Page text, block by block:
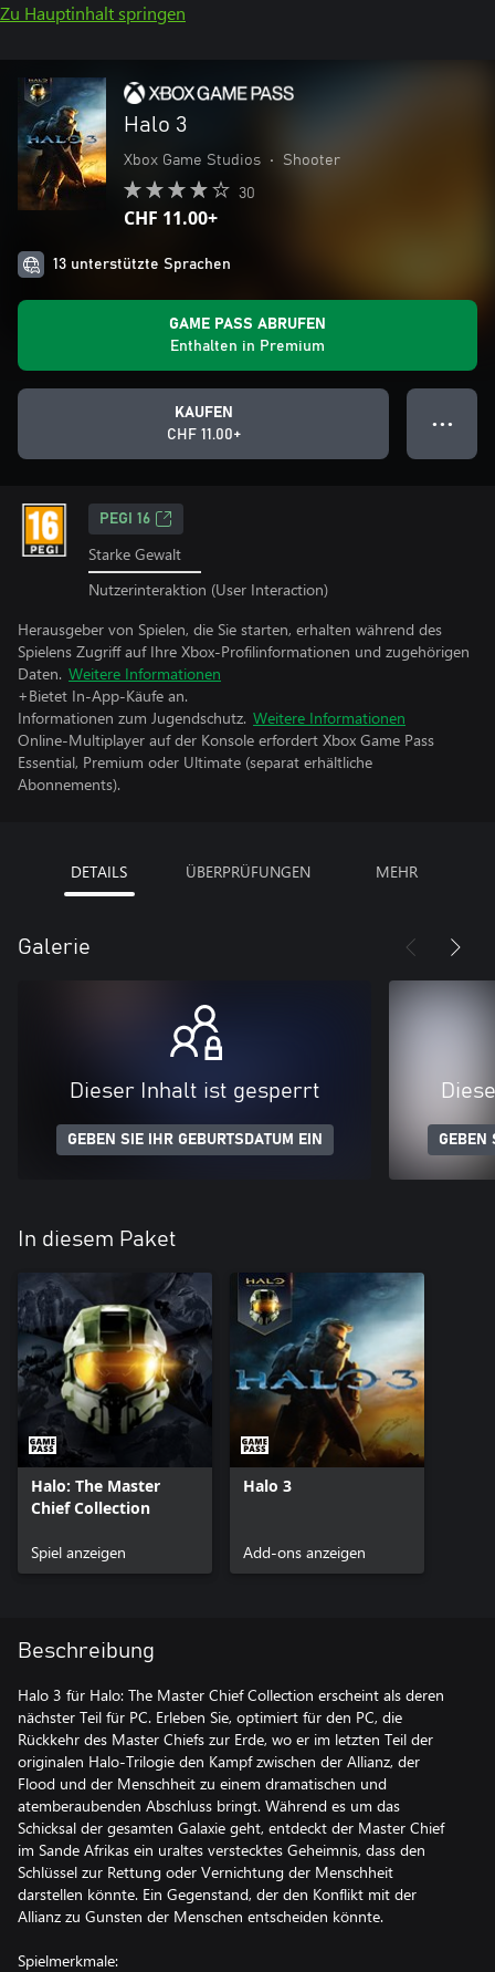
Zu Hauptinhalt springen
Halo 3
Xbox Game Studios • Shooter
30
CHF 11.00+
13 unterstützte Sprachen
GAME PASS ABRUFEN
Enthalten in Premium
KAUFEN
CHF 11.00+
● ● ●
PEGI 16
Starke Gewalt
Nutzerinteraktion (User Interaction)
Herausgeber von Spielen, die Sie starten, erhalten während des
Spielens Zugriff auf Ihre Xbox-Profilinformationen und zugehörigen
Daten. Weitere Informationen
+Bietet In-App-Käufe an.
Informationen zum Jugendschutz. Weitere Informationen
Online-Multiplayer auf der Konsole erfordert Xbox Game Pass
Essential, Premium oder Ultimate (separat erhältliche
Abonnements).
DETAILS ÜBERPRÜFUNGEN MEHR
Galerie
Dieser Inhalt ist gesperrt
GEBEN SIE IHR GEBURTSDATUM EIN GEBEN
In diesem Paket
Halo: The Master
Chief Collection
Spiel anzeigen
Halo 3
Add-ons anzeigen
Beschreibung
Halo 3 für Halo: The Master Chief Collection erscheint als deren
nächster Teil für PC. Erleben Sie, optimiert für den PC, die
Rückkehr des Master Chiefs zur Erde, wo er im letzten Teil der
originalen Halo-Trilogie den Kampf zwischen der Allianz, der
Flood und der Menschheit zu einem dramatischen und
atemberaubenden Abschluss bringt. Während es um das
Schicksal der gesamten Galaxie geht, entdeckt der Master Chief
im Sande Afrikas ein uraltes verstecktes Geheimnis, dass den
Schlüssel zur Rettung oder Vernichtung der Menschheit
darstellen könnte. Ein Gegenstand, der den Konflikt mit der
Allianz zu Gunsten der Menschen entscheiden könnte.
Spielmerkmale: